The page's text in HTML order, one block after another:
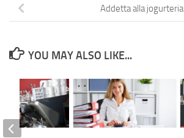
Addetta alla jogurteria
YOU MAY ALSO LIKE...